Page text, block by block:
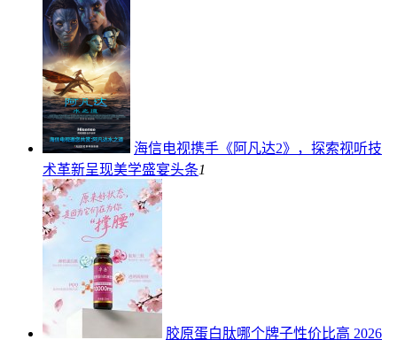
海信电视携手《阿凡达2》，探索视听技
术革新呈现美学盛宴头条1
胶原蛋白肽哪个牌子性价比高 2026